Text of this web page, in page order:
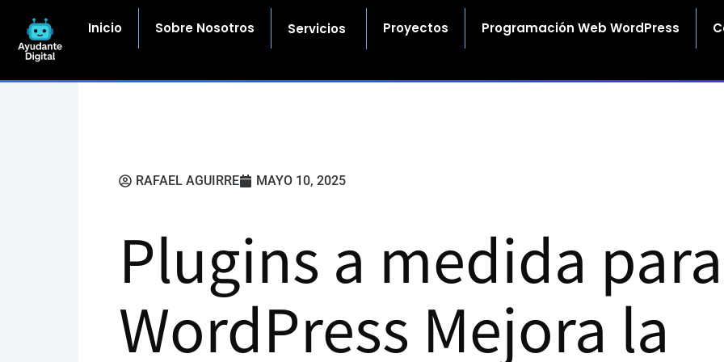
contenido
Inicio Sobre Nosotros Servicios Proyectos Programación Web WordPress
RAFAEL AGUIRRE MAYO 10, 2025
Plugins a medida para
WordPress Mejora la